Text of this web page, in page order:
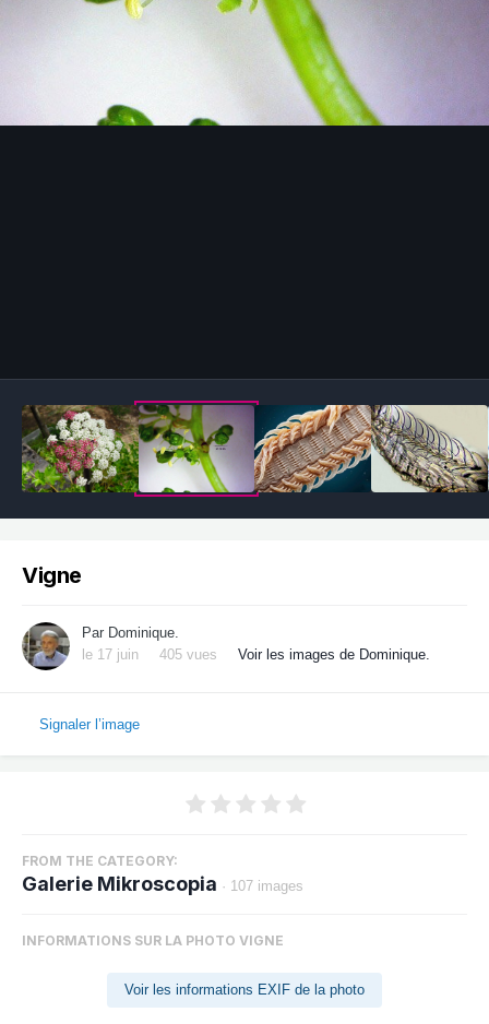
Vigne
Par Dominique.
le 17 juin
405 vues Voir les images de Dominique.
Signaler l’image
FROM THE CATEGORY:
Galerie Mikroscopia · 107 images
INFORMATIONS SUR LA PHOTO VIGNE
Voir les informations EXIF de la photo